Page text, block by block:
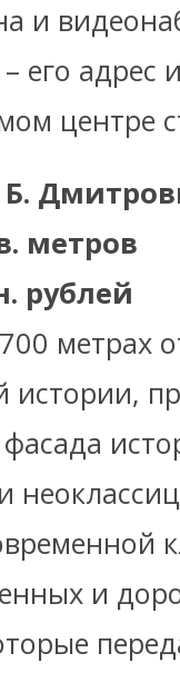
и
его адрес
центре
метров
рублей
метрах
истории,
и